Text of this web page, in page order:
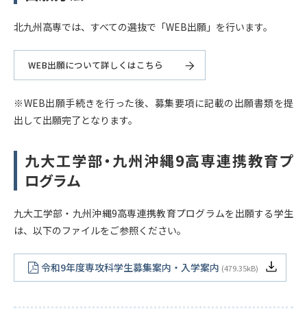
北九州高専では、すべての選抜で「WEB出願」を行います。
WEB出願について詳しくはこちら
※WEB出願手続きを行った後、募集要項に記載の出願書類を提
出して出願完了となります。
九大工学部・九州沖縄9高専連携教育プ
ログラム
九大工学部・九州沖縄9高専連携教育プログラムを出願する学生
は、以下のファイルをご参照ください。
令和9年度専攻科学生募集案内・入学案内 479.35kB